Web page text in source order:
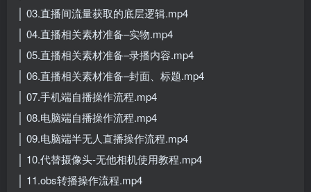
│ 03.直播间流量获取的底层逻辑.mp4
│ 04.直播相关素材准备–实物.mp4
│ 05.直播相关素材准备–录播内容.mp4
│ 06.直播相关素材准备–封面、标题.mp4
│ 07.手机端自播操作流程.mp4
│ 08.电脑端自播操作流程.mp4
│ 09.电脑端半无人直播操作流程.mp4
│ 10.代替摄像头-无他相机使用教程.mp4
│ 11.obs转播操作流程.mp4